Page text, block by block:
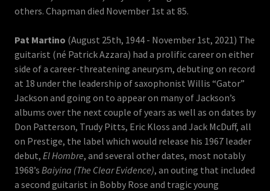
others. Chapman died November 1st at 85.
Pat Martino (August 25th, 1944 - November 1st, 2021) The
guitarist (né Patrick Azzara) had a prolific career on either
side of a career-threatening aneurysm, debuting on record
at 18 under the leadership of saxophonist Willis “Gator”
Jackson and going on to appear on many of Jackson’s
albums over the next couple of years as well as on dates by
Don Patterson, Trudy Pitts, Eric Kloss and Jack McDuff, all
on Prestige, the label which would release his 1967 leader
debut, El Hombre, and several other dates, most notably
1968’s Baiyina (The Clear Evidence), an outing that included
a second guitarist in Bobby Rose and tragic young